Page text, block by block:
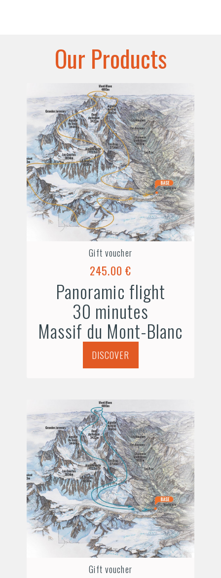
Our Products
Gift voucher
245.00 €
Panoramic flight
30 minutes
Massif du Mont-Blanc
DISCOVER
Gift voucher